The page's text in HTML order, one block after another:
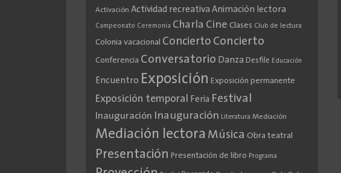
Activación Actividad recreativa Animación lectora
Campeonato Ceremonia Charla Cine Clases Club de lectura
Colonia vacacional Concierto Concierto
Conferencia Conversatorio Danza Desfile Educación
Encuentro Exposición Exposición permanente
Exposición temporal Feria Festival
Inauguración Inauguración Literatura Mediación
Mediación lectora Música Obra teatral
Presentación Presentación de libro Programa